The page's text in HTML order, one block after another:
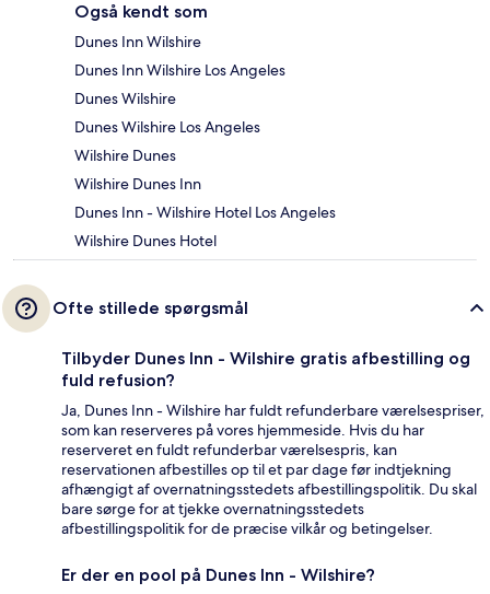
Også kendt som
Dunes Inn Wilshire
Dunes Inn Wilshire Los Angeles
Dunes Wilshire
Dunes Wilshire Los Angeles
Wilshire Dunes
Wilshire Dunes Inn
Dunes Inn - Wilshire Hotel Los Angeles
Wilshire Dunes Hotel
Ofte stillede spørgsmål
Tilbyder Dunes Inn - Wilshire gratis afbestilling og
fuld refusion?
Ja, Dunes Inn - Wilshire har fuldt refunderbare værelsespriser,
som kan reserveres på vores hjemmeside. Hvis du har
reserveret en fuldt refunderbar værelsespris, kan
reservationen afbestilles op til et par dage før indtjekning
afhængigt af overnatningsstedets afbestillingspolitik. Du skal
bare sørge for at tjekke overnatningsstedets
afbestillingspolitik for de præcise vilkår og betingelser.
Er der en pool på Dunes Inn - Wilshire?